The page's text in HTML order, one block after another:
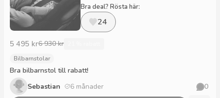
Bra deal? Rösta här:
24
5 495 kr6 930 kr
Sebastian 6 månader 0
Bra bilbarnstol till rabatt!
Bilbarnstolar